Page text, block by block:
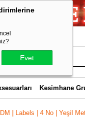
Evet
Kesimhane
| Labels | 4 No | Yeşil